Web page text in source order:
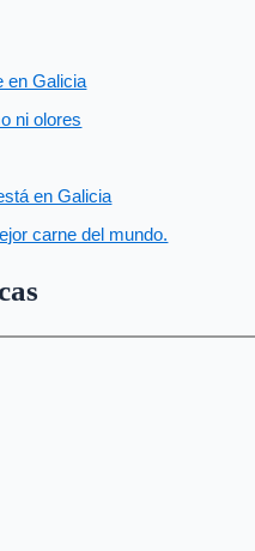
en Galicia
ni olores
en Galicia
carne del mundo.